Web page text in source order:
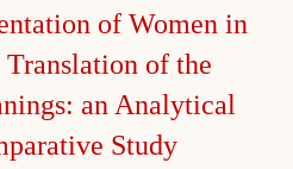
of Women in
of the
an Analytical
Study